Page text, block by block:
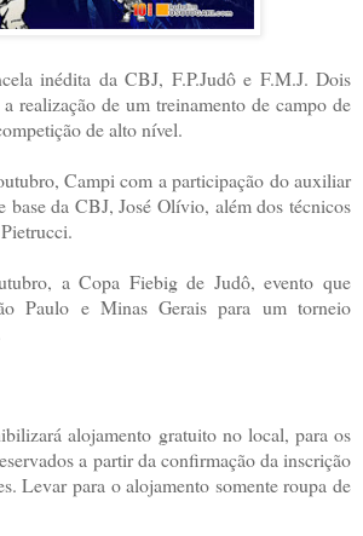
inédita da CBJ, F.P.Judô e F.M.J. Dois
realização de um treinamento de campo de
de alto nível.
Campi com a participação do auxiliar
base da CBJ, José Olívio, além dos técnicos
a Copa Fiebig de Judô, evento que
Paulo e Minas Gerais para um torneio
alojamento gratuito no local, para os
a partir da confirmação da inscrição
Levar para o alojamento somente roupa de